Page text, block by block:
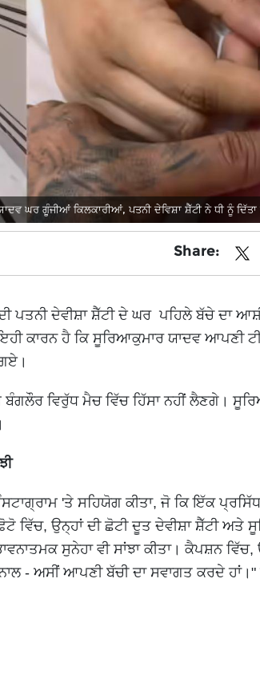
ਘਰ ਗੂੰਜੀਆਂ ਕਿਲਕਾਰੀਆਂ, ਪਤਨੀ ਦੇਵਿਸ਼ਾ ਸ਼ੈੱਟੀ ਨੇ ਧੀ ਨੂੰ
Share:
ਪਤਨੀ ਦੇਵੀਸ਼ਾ ਸ਼ੈੱਟੀ ਦੇ ਘਰ ਪਹਿਲੇ ਬੱਚੇ ਦਾ
ਕਾਰਨ ਹੈ ਕਿ ਸੂਰਿਆਕੁਮਾਰ ਯਾਦਵ ਆਪਣੀ
ਵਿਰੁੱਧ ਮੈਚ ਵਿੱਚ ਹਿੱਸਾ ਨਹੀਂ ਲੈਣਗੇ।
'ਤੇ ਸਹਿਯੋਗ ਕੀਤਾ, ਜੋ ਕਿ ਇੱਕ
ਵਿੱਚ, ਉਨ੍ਹਾਂ ਦੀ ਛੋਟੀ ਦੂਤ ਦੇਵੀਸ਼ਾ ਸ਼ੈੱਟੀ ਅਤੇ
ਸੁਨੇਹਾ ਵੀ ਸਾਂਝਾ ਕੀਤਾ। ਕੈਪਸ਼ਨ ਵਿੱਚ,
- ਅਸੀਂ ਆਪਣੀ ਬੱਚੀ ਦਾ ਸਵਾਗਤ ਕਰਦੇ